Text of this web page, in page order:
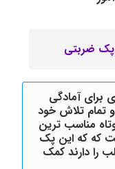
پک ضربتی
برای آمادگی
و تمام تلاش خود
مناسب ترین
که که این پک
را دارند کمک